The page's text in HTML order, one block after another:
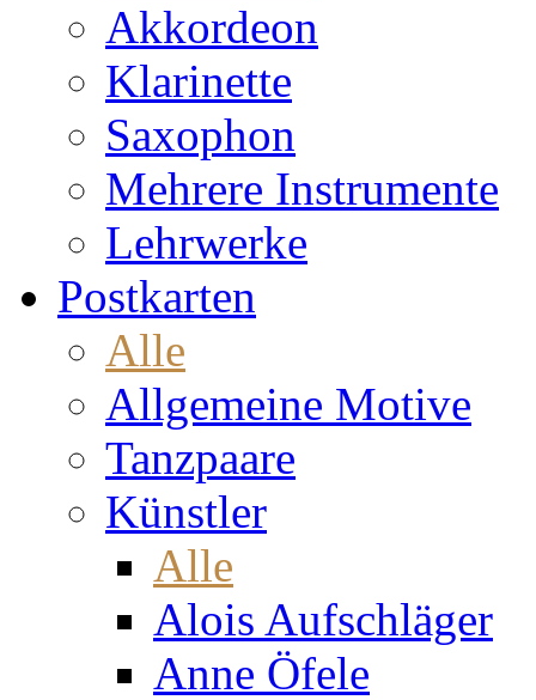
Akkordeon
Klarinette
Saxophon
Mehrere Instrumente
Lehrwerke
Postkarten
Alle
Allgemeine Motive
Tanzpaare
Künstler
Alle
Alois Aufschläger
Anne Öfele